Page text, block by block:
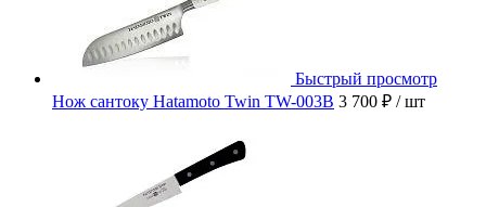
Быстрый просмотр
Нож сантоку Hatamoto Twin TW-003B 3 700 ₽ / шт